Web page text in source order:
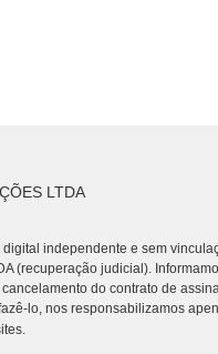
LTDA
digital independente e sem
(recuperação judicial).
do contrato de
lo, nos responsabilizamos